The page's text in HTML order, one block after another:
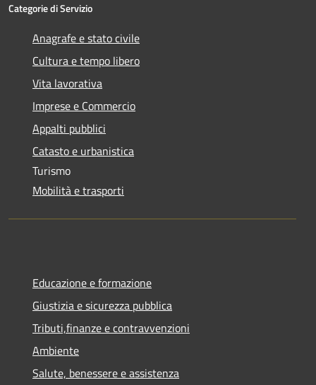
Categorie di Servizio
Anagrafe e stato civile
Cultura e tempo libero
Vita lavorativa
Imprese e Commercio
Appalti pubblici
Catasto e urbanistica
Turismo
Mobilità e trasporti
Educazione e formazione
Giustizia e sicurezza pubblica
Tributi,finanze e contravvenzioni
Ambiente
Salute, benessere e assistenza